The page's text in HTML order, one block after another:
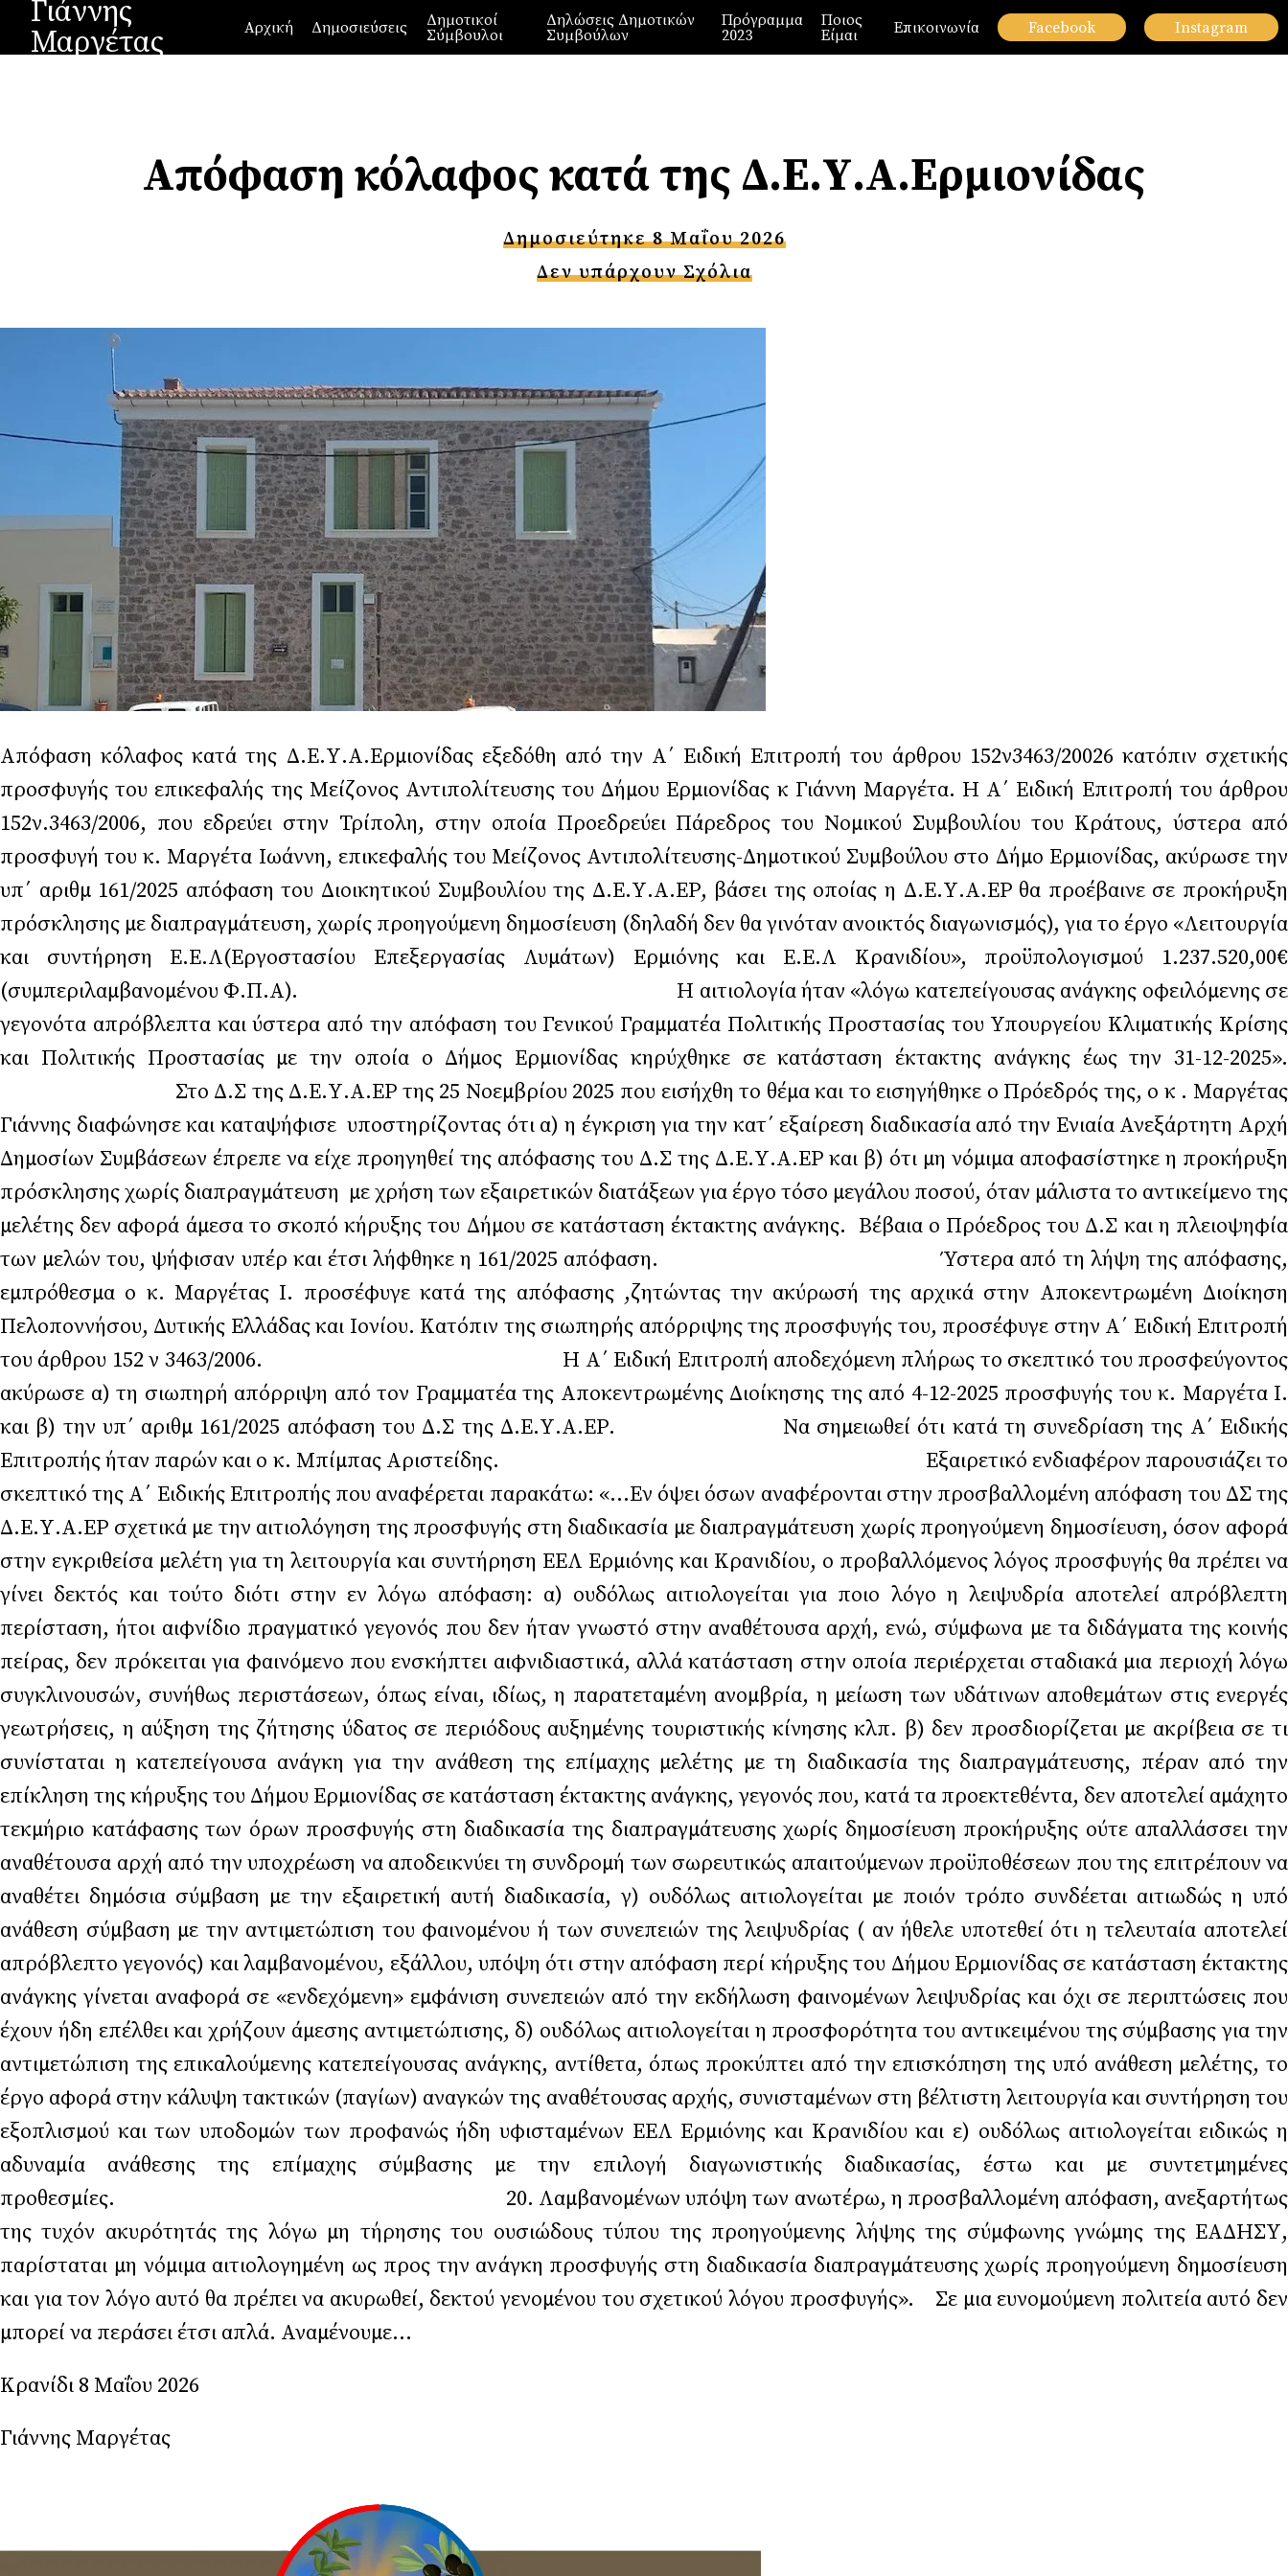
Γιάννης
Μαργέτας
Αρχική Δημοσιεύσεις
Δημοτικοί
Σύμβουλοι
Δηλώσεις Δημοτικών
Συμβούλων
Πρόγραμμα
2023
Ποιος
Είμαι
Επικοινωνία Facebook Instagram
Απόφαση κόλαφος κατά της Δ.Ε.Υ.Α.Ερμιονίδας
Δημοσιεύτηκε 8 Μαΐου 2026
Δεν υπάρχουν Σχόλια
Απόφαση κόλαφος κατά της Δ.Ε.Υ.Α.Ερμιονίδας εξεδόθη από την Α΄ Ειδική Επιτροπή του άρθρου 152ν3463/20026 κατόπιν σχετικής
προσφυγής του επικεφαλής της Μείζονος Αντιπολίτευσης του Δήμου Ερμιονίδας κ Γιάννη Μαργέτα. Η Α΄ Ειδική Επιτροπή του άρθρου
152ν.3463/2006, που εδρεύει στην Τρίπολη, στην οποία Προεδρεύει Πάρεδρος του Νομικού Συμβουλίου του Κράτους, ύστερα από
προσφυγή του κ. Μαργέτα Ιωάννη, επικεφαλής του Μείζονος Αντιπολίτευσης-Δημοτικού Συμβούλου στο Δήμο Ερμιονίδας, ακύρωσε την
υπ΄ αριθμ 161/2025 απόφαση του Διοικητικού Συμβουλίου της Δ.Ε.Υ.Α.ΕΡ, βάσει της οποίας η Δ.Ε.Υ.Α.ΕΡ θα προέβαινε σε προκήρυξη
πρόσκλησης με διαπραγμάτευση, χωρίς προηγούμενη δημοσίευση (δηλαδή δεν θα γινόταν ανοικτός διαγωνισμός), για το έργο «Λειτουργία
και συντήρηση Ε.Ε.Λ(Εργοστασίου Επεξεργασίας Λυμάτων) Ερμιόνης και Ε.Ε.Λ Κρανιδίου», προϋπολογισμού 1.237.520,00€
(συμπεριλαμβανομένου Φ.Π.Α). Η αιτιολογία ήταν «λόγω κατεπείγουσας ανάγκης οφειλόμενης σε
γεγονότα απρόβλεπτα και ύστερα από την απόφαση του Γενικού Γραμματέα Πολιτικής Προστασίας του Υπουργείου Κλιματικής Κρίσης
και Πολιτικής Προστασίας με την οποία ο Δήμος Ερμιονίδας κηρύχθηκε σε κατάσταση έκτακτης ανάγκης έως την 31-12-2025».
Στο Δ.Σ της Δ.Ε.Υ.Α.ΕΡ της 25 Νοεμβρίου 2025 που εισήχθη το θέμα και το εισηγήθηκε ο Πρόεδρός της, ο κ . Μαργέτας
Γιάννης διαφώνησε και καταψήφισε υποστηρίζοντας ότι α) η έγκριση για την κατ΄ εξαίρεση διαδικασία από την Ενιαία Ανεξάρτητη Αρχή
Δημοσίων Συμβάσεων έπρεπε να είχε προηγηθεί της απόφασης του Δ.Σ της Δ.Ε.Υ.Α.ΕΡ και β) ότι μη νόμιμα αποφασίστηκε η προκήρυξη
πρόσκλησης χωρίς διαπραγμάτευση με χρήση των εξαιρετικών διατάξεων για έργο τόσο μεγάλου ποσού, όταν μάλιστα το αντικείμενο της
μελέτης δεν αφορά άμεσα το σκοπό κήρυξης του Δήμου σε κατάσταση έκτακτης ανάγκης. Βέβαια ο Πρόεδρος του Δ.Σ και η πλειοψηφία
των μελών του, ψήφισαν υπέρ και έτσι λήφθηκε η 161/2025 απόφαση. Ύστερα από τη λήψη της απόφασης,
εμπρόθεσμα ο κ. Μαργέτας Ι. προσέφυγε κατά της απόφασης ,ζητώντας την ακύρωσή της αρχικά στην Αποκεντρωμένη Διοίκηση
Πελοποννήσου, Δυτικής Ελλάδας και Ιονίου. Κατόπιν της σιωπηρής απόρριψης της προσφυγής του, προσέφυγε στην Α΄ Ειδική Επιτροπή
του άρθρου 152 ν 3463/2006. Η Α΄ Ειδική Επιτροπή αποδεχόμενη πλήρως το σκεπτικό του προσφεύγοντος
ακύρωσε α) τη σιωπηρή απόρριψη από τον Γραμματέα της Αποκεντρωμένης Διοίκησης της από 4-12-2025 προσφυγής του κ. Μαργέτα Ι.
και β) την υπ΄ αριθμ 161/2025 απόφαση του Δ.Σ της Δ.Ε.Υ.Α.ΕΡ. Να σημειωθεί ότι κατά τη συνεδρίαση της Α΄ Ειδικής
Επιτροπής ήταν παρών και ο κ. Μπίμπας Αριστείδης. Εξαιρετικό ενδιαφέρον παρουσιάζει το
σκεπτικό της Α΄ Ειδικής Επιτροπής που αναφέρεται παρακάτω: «…Εν όψει όσων αναφέρονται στην προσβαλλομένη απόφαση του ΔΣ της
Δ.Ε.Υ.Α.ΕΡ σχετικά με την αιτιολόγηση της προσφυγής στη διαδικασία με διαπραγμάτευση χωρίς προηγούμενη δημοσίευση, όσον αφορά
στην εγκριθείσα μελέτη για τη λειτουργία και συντήρηση ΕΕΛ Ερμιόνης και Κρανιδίου, ο προβαλλόμενος λόγος προσφυγής θα πρέπει να
γίνει δεκτός και τούτο διότι στην εν λόγω απόφαση: α) ουδόλως αιτιολογείται για ποιο λόγο η λειψυδρία αποτελεί απρόβλεπτη
περίσταση, ήτοι αιφνίδιο πραγματικό γεγονός που δεν ήταν γνωστό στην αναθέτουσα αρχή, ενώ, σύμφωνα με τα διδάγματα της κοινής
πείρας, δεν πρόκειται για φαινόμενο που ενσκήπτει αιφνιδιαστικά, αλλά κατάσταση στην οποία περιέρχεται σταδιακά μια περιοχή λόγω
συγκλινουσών, συνήθως περιστάσεων, όπως είναι, ιδίως, η παρατεταμένη ανομβρία, η μείωση των υδάτινων αποθεμάτων στις ενεργές
γεωτρήσεις, η αύξηση της ζήτησης ύδατος σε περιόδους αυξημένης τουριστικής κίνησης κλπ. β) δεν προσδιορίζεται με ακρίβεια σε τι
συνίσταται η κατεπείγουσα ανάγκη για την ανάθεση της επίμαχης μελέτης με τη διαδικασία της διαπραγμάτευσης, πέραν από την
επίκληση της κήρυξης του Δήμου Ερμιονίδας σε κατάσταση έκτακτης ανάγκης, γεγονός που, κατά τα προεκτεθέντα, δεν αποτελεί αμάχητο
τεκμήριο κατάφασης των όρων προσφυγής στη διαδικασία της διαπραγμάτευσης χωρίς δημοσίευση προκήρυξης ούτε απαλλάσσει την
αναθέτουσα αρχή από την υποχρέωση να αποδεικνύει τη συνδρομή των σωρευτικώς απαιτούμενων προϋποθέσεων που της επιτρέπουν να
αναθέτει δημόσια σύμβαση με την εξαιρετική αυτή διαδικασία, γ) ουδόλως αιτιολογείται με ποιόν τρόπο συνδέεται αιτιωδώς η υπό
ανάθεση σύμβαση με την αντιμετώπιση του φαινομένου ή των συνεπειών της λειψυδρίας ( αν ήθελε υποτεθεί ότι η τελευταία αποτελεί
απρόβλεπτο γεγονός) και λαμβανομένου, εξάλλου, υπόψη ότι στην απόφαση περί κήρυξης του Δήμου Ερμιονίδας σε κατάσταση έκτακτης
ανάγκης γίνεται αναφορά σε «ενδεχόμενη» εμφάνιση συνεπειών από την εκδήλωση φαινομένων λειψυδρίας και όχι σε περιπτώσεις που
έχουν ήδη επέλθει και χρήζουν άμεσης αντιμετώπισης, δ) ουδόλως αιτιολογείται η προσφορότητα του αντικειμένου της σύμβασης για την
αντιμετώπιση της επικαλούμενης κατεπείγουσας ανάγκης, αντίθετα, όπως προκύπτει από την επισκόπηση της υπό ανάθεση μελέτης, το
έργο αφορά στην κάλυψη τακτικών (παγίων) αναγκών της αναθέτουσας αρχής, συνισταμένων στη βέλτιστη λειτουργία και συντήρηση του
εξοπλισμού και των υποδομών των προφανώς ήδη υφισταμένων ΕΕΛ Ερμιόνης και Κρανιδίου και ε) ουδόλως αιτιολογείται ειδικώς η
αδυναμία ανάθεσης της επίμαχης σύμβασης με την επιλογή διαγωνιστικής διαδικασίας, έστω και με συντετμημένες
προθεσμίες. 20. Λαμβανομένων υπόψη των ανωτέρω, η προσβαλλομένη απόφαση, ανεξαρτήτως
της τυχόν ακυρότητάς της λόγω μη τήρησης του ουσιώδους τύπου της προηγούμενης λήψης της σύμφωνης γνώμης της ΕΑΔΗΣΥ,
παρίσταται μη νόμιμα αιτιολογημένη ως προς την ανάγκη προσφυγής στη διαδικασία διαπραγμάτευσης χωρίς προηγούμενη δημοσίευση
και για τον λόγο αυτό θα πρέπει να ακυρωθεί, δεκτού γενομένου του σχετικού λόγου προσφυγής». Σε μια ευνομούμενη πολιτεία αυτό δεν
μπορεί να περάσει έτσι απλά. Αναμένουμε…
Κρανίδι 8 Μαΐου 2026
Γιάννης Μαργέτας